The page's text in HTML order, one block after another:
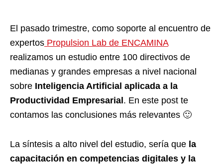
El pasado trimestre, como soporte al encuentro de
expertos Propulsion Lab de ENCAMINA
realizamos un estudio entre 100 directivos de
medianas y grandes empresas a nivel nacional
sobre Inteligencia Artificial aplicada a la
Productividad Empresarial. En este post te
contamos las conclusiones más relevantes 🙂
La síntesis a alto nivel del estudio, sería que la
capacitación en competencias digitales y la